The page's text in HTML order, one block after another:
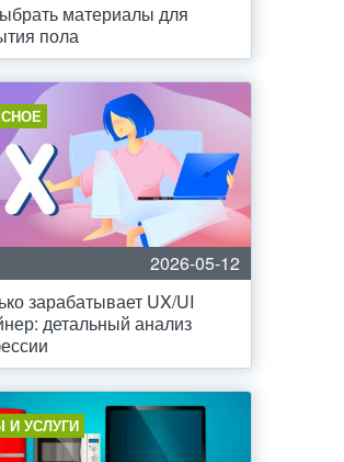
материалы для
пола
2026-05-12
зарабатывает UX/UI
детальный анализ
И УСЛУГИ